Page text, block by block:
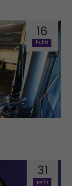
16
huhti
31
joulu